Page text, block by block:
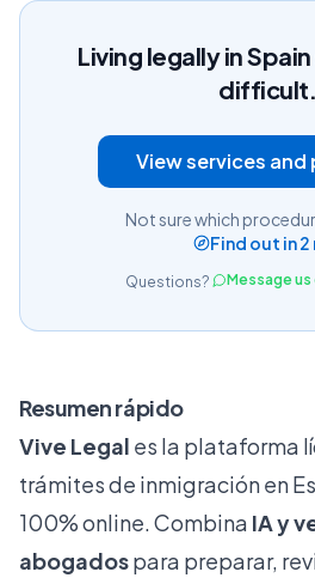
Living legally in
difficult.
View services and
Not sure which
Find out in 2
Questions? Message us
Resumen rápido
Vive Legal es la plataforma
trámites de inmigración en
100% online. Combina IA y
abogadospara preparar,